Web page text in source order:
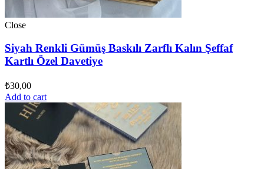
Close
Siyah Renkli Gümüş Baskılı Zarflı Kalın Şeffaf
Kartlı Özel Davetiye
₺30,00
Add to cart